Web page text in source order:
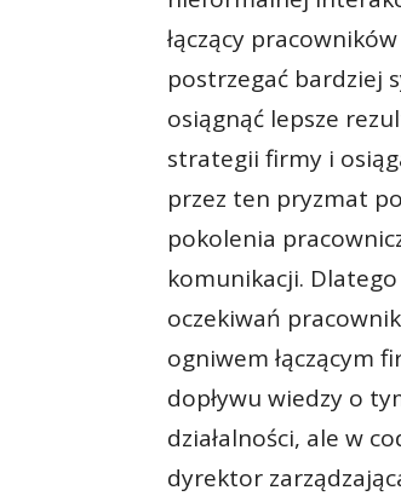
łączący
postrzegać bardziej
osiągnąć lepsze
strategii firmy i
przez ten pryzmat
pokolenia
komunikacji.
oczekiwań
ogniwem łączącym
dopływu wiedzy o
działalności, ale w
dyrektor